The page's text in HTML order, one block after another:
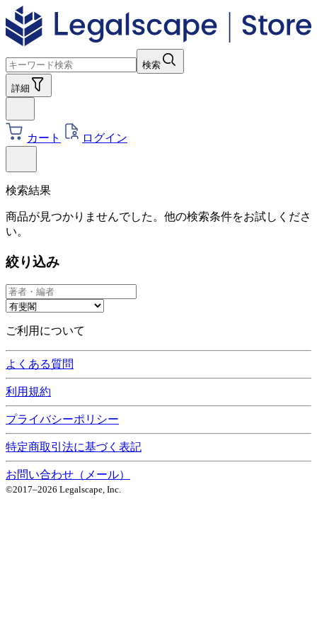
検索
詳細
カート ログイン
検索結果
商品が見つかりませんでした。他の検索条件をお試しくださ
い。
絞り込み
ご利用について
よくある質問
利用規約
プライバシーポリシー
特定商取引法に基づく表記
お問い合わせ（メール）
©2017–2026 Legalscape, Inc.